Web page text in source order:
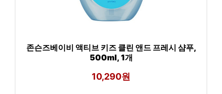
존슨즈베이비 액티브 키즈 클린 앤드 프레시 샴푸,
500ml, 1개
10,290원